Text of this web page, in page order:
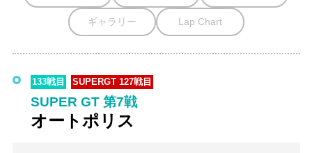
ギャラリー Lap Chart
133戦目 SUPERGT 127戦目
SUPER GT 第7戦
オートポリス